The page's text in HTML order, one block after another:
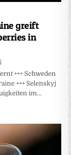
greift
in
+++ Schweden
+++ Selenskyj
im…